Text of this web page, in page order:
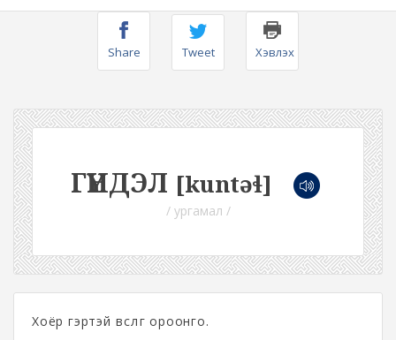
Share Tweet Хэвлэх
ГҮНДЭЛ [kuntəɬ]
/ ургамал /
Хоёр гэртэй өвслөг ороонго.